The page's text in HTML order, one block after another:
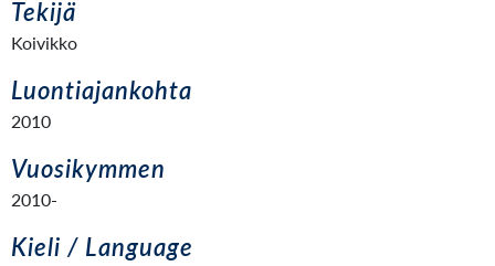
Tekijä
Koivikko
Luontiajankohta
2010
Vuosikymmen
2010-
Kieli / Language